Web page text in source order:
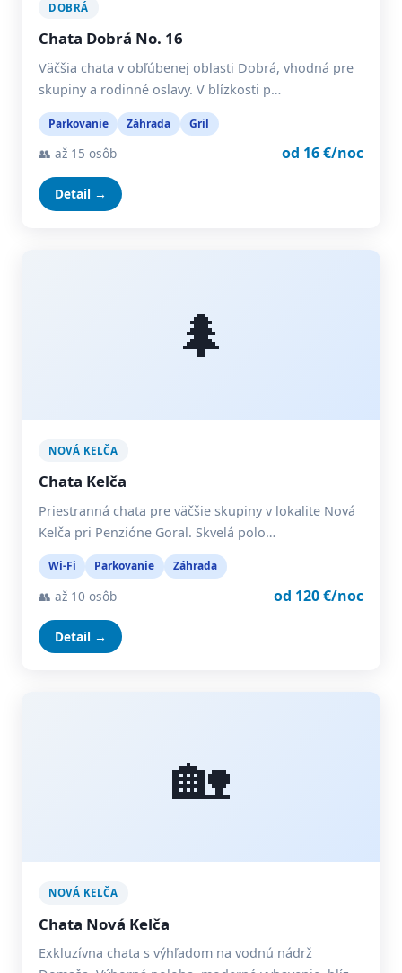
DOBRÁ
Chata Dobrá No. 16
Väčšia chata v obľúbenej oblasti Dobrá, vhodná pre
skupiny a rodinné oslavy. V blízkosti p…
Parkovanie Záhrada Gril
👥 až 15 osôb od 16 €/noc
Detail →
🌲
NOVÁ KELČA
Chata Kelča
Priestranná chata pre väčšie skupiny v lokalite Nová
Kelča pri Penzióne Goral. Skvelá polo…
Wi-Fi Parkovanie Záhrada
👥 až 10 osôb od 120 €/noc
Detail →
🏡
NOVÁ KELČA
Chata Nová Kelča
Exkluzívna chata s výhľadom na vodnú nádrž